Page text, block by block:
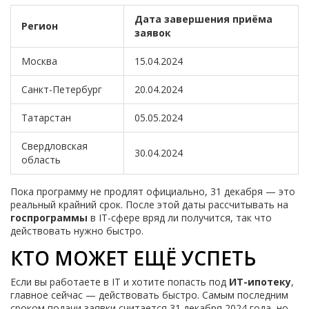
Регион
Дата завершения приёма
заявок
Москва 15.04.2024
Санкт-Петербург 20.04.2024
Татарстан 05.05.2024
Свердловская
область
30.04.2024
Пока программу не продлят официально, 31 декабря — это
реальный крайний срок. После этой даты рассчитывать на
госпрограммы в IT-сфере вряд ли получится, так что
действовать нужно быстро.
КТО МОЖЕТ ЕЩЁ УСПЕТЬ
Если вы работаете в IT и хотите попасть под ИТ-ипотеку,
главное сейчас — действовать быстро. Самым последним